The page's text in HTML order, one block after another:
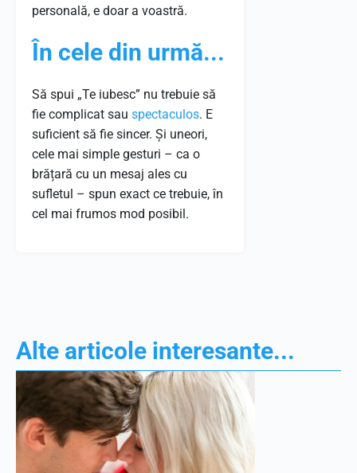
personală, e doar a voastră.
În cele din urmă...
Să spui „Te iubesc” nu trebuie să
fie complicat sau spectaculos. E
suficient să fie sincer. Și uneori,
cele mai simple gesturi – ca o
brățară cu un mesaj ales cu
sufletul – spun exact ce trebuie, în
cel mai frumos mod posibil.
Alte articole interesante...